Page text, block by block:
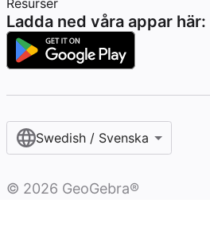
Resurser
Ladda ned våra appar här:
Swedish / Svenska‎
© 2026 GeoGebra®